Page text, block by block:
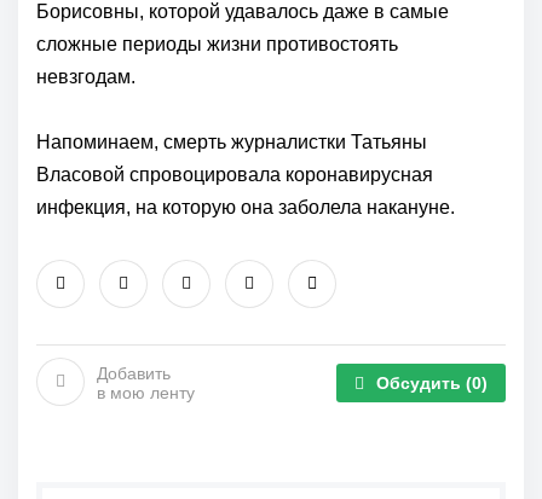
Борисовны, которой удавалось даже в самые
сложные периоды жизни противостоять
невзгодам.
Напоминаем, смерть журналистки Татьяны
Власовой спровоцировала коронавирусная
инфекция, на которую она заболела накануне.
Добавить
в мою ленту
Обсудить (0)